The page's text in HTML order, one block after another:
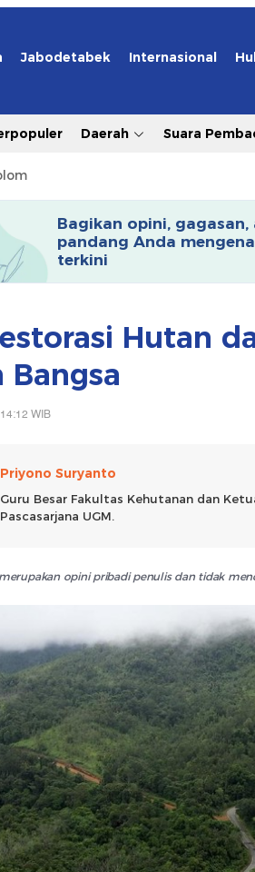
Jabodetabek Internasional
Daerah Suara
Bagikan opini,
pandang Anda
terkini
Hutan
Bangsa
WIB
Priyono Suryanto
Guru Besar Fakultas Kehutanan dan
Pascasarjana UGM.
opini pribadi penulis dan tidak